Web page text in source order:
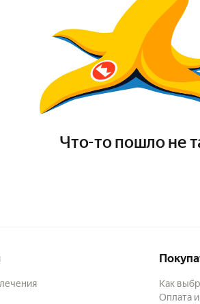
Что-то пошло не
Как
Оплата